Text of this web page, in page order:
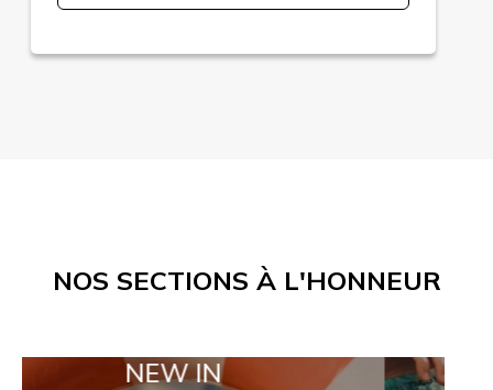
NOS SECTIONS À L'HONNEUR
NEW IN TAILOR